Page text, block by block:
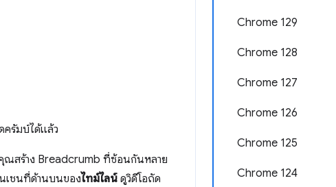
Chrome 129
Chrome 128
Chrome 127
Chrome 126
Chrome 125
Chrome 124
ครัมบ์ได้แล้ว
ณสร้าง Breadcrumb ที่ซ้อนกันหลาย
นเชนที่ด้านบนของไทม์ไลน์ ดูวิดีโอถัด